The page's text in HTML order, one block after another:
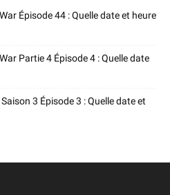
Épisode 44 : Quelle date et heure
Partie 4 Épisode 4 : Quelle date
3 Épisode 3 : Quelle date et